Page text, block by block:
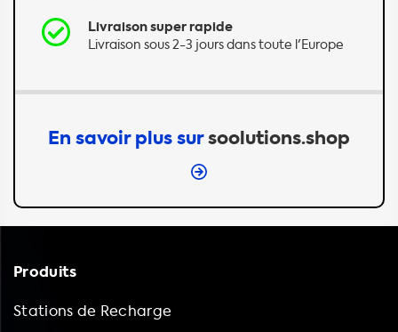
Livraison super rapide
Livraison sous 2-3 jours dans toute l'Europe
En savoir plus sursoolutions.shop
Produits
Stations de Recharge